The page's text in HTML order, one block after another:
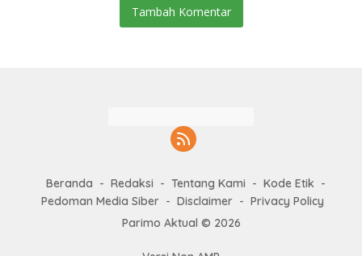
Tambah Komentar
Beranda Redaksi Tentang Kami
Kode Etik
Pedoman Media Siber
Disclaimer
Privacy Policy
Parimo Aktual © 2026